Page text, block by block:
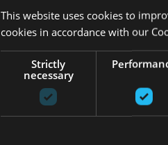
This website uses cookies to
cookies in accordance with our
Strictly
necessary